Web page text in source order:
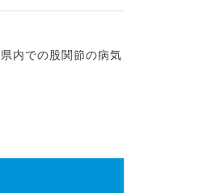
内での股関節の病気